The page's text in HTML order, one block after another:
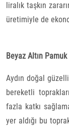
liralık taşkın
üretimiyle de
Beyaz Altın
Aydın doğal
bereketli
fazla katkı
yer aldığı bu